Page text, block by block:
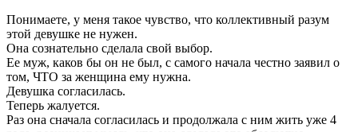
Понимаете, у меня такое чувство, что коллективный разум
этой девушке не нужен.
Она сознательно сделала свой выбор.
Ее муж, каков бы он не был, с самого начала честно заявил о
том, ЧТО за женщина ему нужна.
Девушка согласилась.
Теперь жалуется.
Раз она сначала согласилась и продолжала с ним жить уже 4